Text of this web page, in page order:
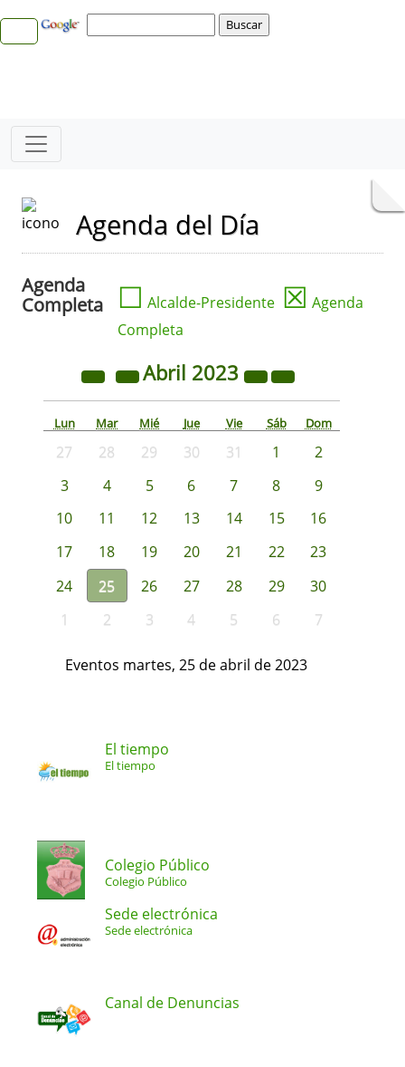
Agenda del Día
Agenda
Completa
☐ Alcalde-Presidente ☒ Agenda
Completa
Abril 2023
Lun Mar Mié Jue Vie Sáb Dom
27 28 29 30 31 1
2
3
4 5 6 7 8
9
10
11 12 13 14 15
16
17
18 19 20 21 22
23
24
25 26 27 28 29
30
1
2 3 4 5 6 7
Eventos martes, 25 de abril de 2023
El tiempo
El tiempo
Colegio Público
Colegio Público
Sede electrónica
Sede electrónica
Canal de Denuncias